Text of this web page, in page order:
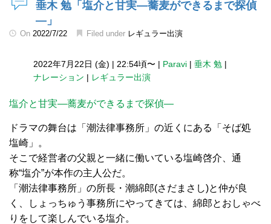
垂木 勉「塩介と甘実―蕎麦ができるまで探偵
―」
On 2022/7/22 Filed under レギュラー出演
2022年7月22日 (金) | 22:54頃〜 | Paravi | 垂木 勉 |
ナレーション | レギュラー出演
塩介と甘実―蕎麦ができるまで探偵―
ドラマの舞台は「潮法律事務所」の近くにある「そば処
塩崎」。
そこで経営者の父親と一緒に働いている塩崎啓介、通
称“塩介”が本作の主人公だ。
「潮法律事務所」の所長・潮綿郎(さだまさし)と仲が良
く、しょっちゅう事務所にやってきては、綿郎とおしゃべ
りをして楽しんでいる塩介。